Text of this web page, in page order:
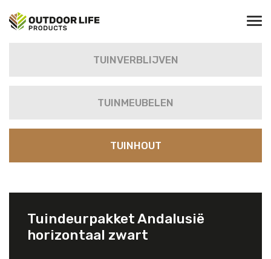
TUINVERBLIJVEN
TUINMEUBELEN
TUINHOUT
Tuindeurpakket Andalusië
horizontaal zwart